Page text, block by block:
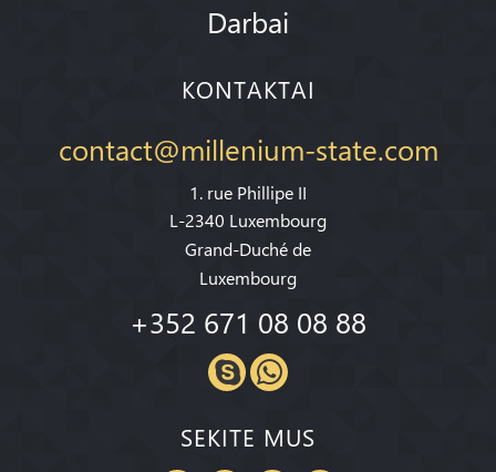
Darbai
KONTAKTAI
contact@millenium-state.com
1. rue Phillipe II
L-2340 Luxembourg
Grand-Duché de
Luxembourg
+352 671 08 08 88
SEKITE MUS